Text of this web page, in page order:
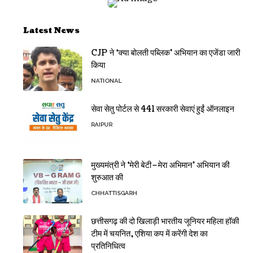
Latest News
CJP ने ‘क्या बोलती पब्लिक’ अभियान का एजेंडा जारी
किया
NATIONAL
सेवा सेतु पोर्टल से 441 सरकारी सेवाएं हुईं ऑनलाइन
RAIPUR
मुख्यमंत्री ने ‘मेरी बेटी–मेरा अभिमान’ अभियान की
शुरुआत की
CHHATTISGARH
छत्तीसगढ़ की दो खिलाड़ी भारतीय जूनियर महिला हॉकी
टीम में चयनित, एशिया कप में करेंगी देश का
प्रतिनिधित्व